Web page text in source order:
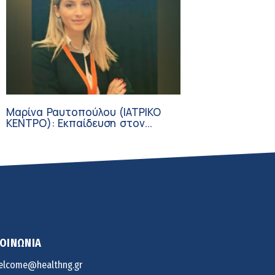
Μαρίνα Ραυτοπούλου (ΙΑΤΡΙΚΟ
ΚΕΝΤΡΟ): Εκπαίδευση στον